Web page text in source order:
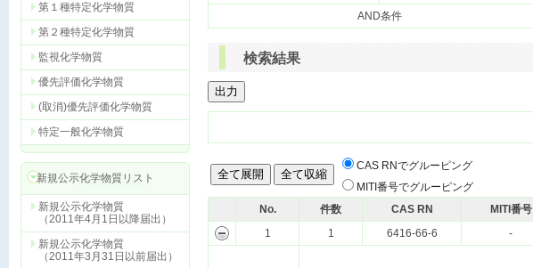
第１種特定化学物質
第２種特定化学物質
監視化学物質
優先評価化学物質
(取消)優先評価化学物質
特定一般化学物質
新規公示化学物質リスト
新規公示化学物質
（2011年4月1日以降届出）
新規公示化学物質
（2011年3月31日以前届出）
AND条件
検索結果
CAS RNでグルーピング
MITI番号でグルーピング
No.
件数 CAS RN MITI番号
1
1 6416-66-6 -